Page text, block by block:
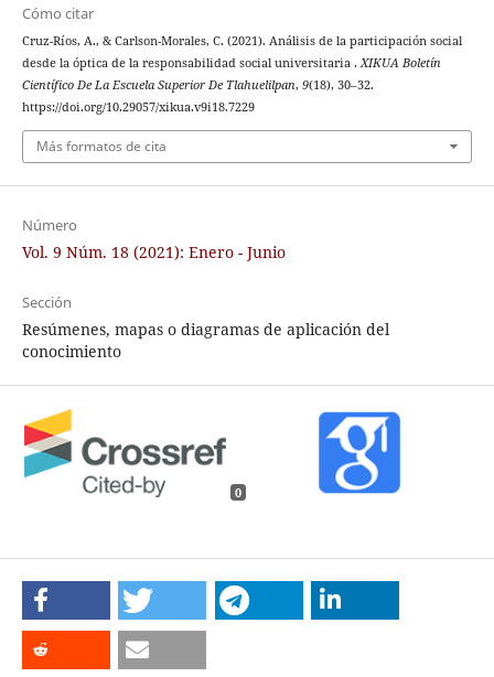
Cómo citar
Cruz-Ríos, A., & Carlson-Morales, C. (2021). Análisis de la participación social
desde la óptica de la responsabilidad social universitaria .XIKUA Boletín
Científico De La Escuela Superior De Tlahuelilpan, 9(18), 30–32.
https://doi.org/10.29057/xikua.v9i18.7229
Más formatos de cita
Número
Vol. 9 Núm. 18 (2021): Enero - Junio
Sección
Resúmenes, mapas o diagramas de aplicación del
conocimiento
0